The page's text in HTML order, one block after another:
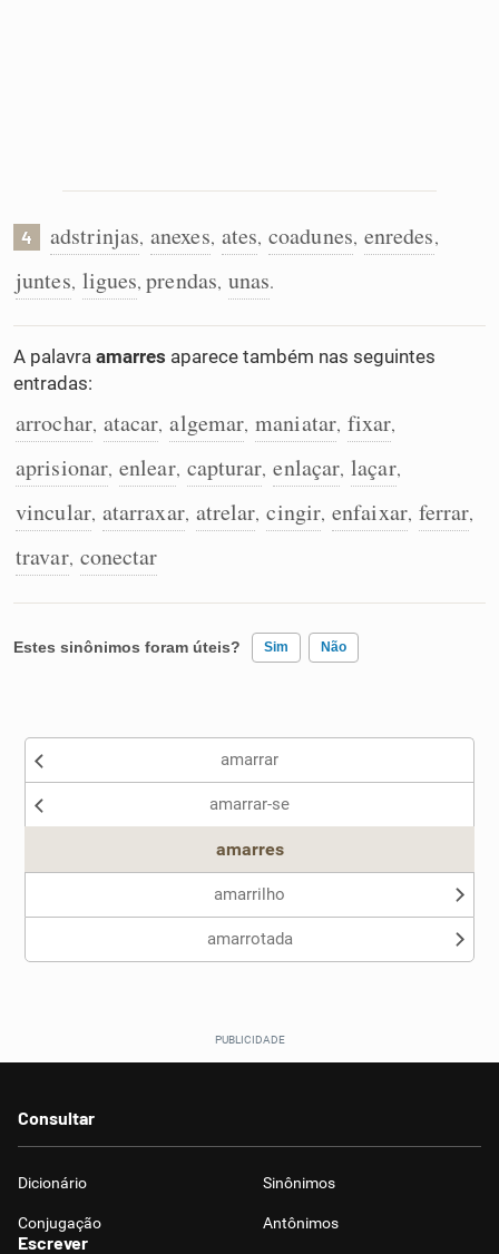
4 adstrinjas, anexes, ates, coadunes, enredes,
juntes, ligues,prendas, unas.
A palavra amarres aparece também nas seguintes
entradas:
arrochar, atacar, algemar, maniatar, fixar,
aprisionar, enlear, capturar, enlaçar, laçar,
vincular, atarraxar, atrelar, cingir, enfaixar, ferrar,
travar, conectar
Estes sinônimos foram úteis? Sim Não
Nenhum dos sinônimos apresentados me ajudou
amarrar
amarrar-se
amarres
amarrilho
amarrotada
Consultar
Dicionário Sinônimos
Conjugação Antônimos
Escrever